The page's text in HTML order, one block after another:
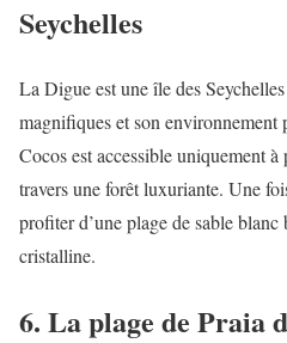
Seychelles
La Digue est une île des
magnifiques et son environnement
Cocos est accessible uniquement
travers une forêt luxuriante. Une
profiter d’une plage de sable blanc
cristalline.
6. La plage de Praia